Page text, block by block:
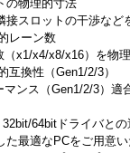
の物理的寸法
スロットの干渉など
レーン数
x1/x4/x8/x16）を物
互換性（Gen1/2/3）
ンス（Gen1/2/3）適
64bitドライバとの
最適なPCをご用意い